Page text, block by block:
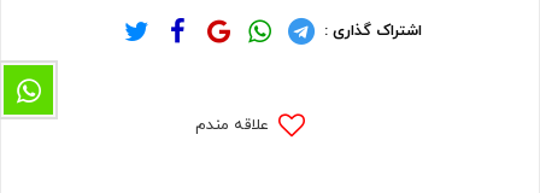
اشتراک گذاری :
علاقه مندم